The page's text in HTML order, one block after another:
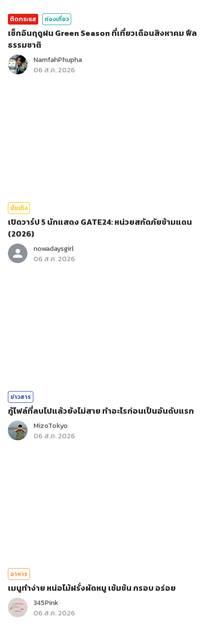
ติดกระแส ท่องเที่ยว
เช็กอินฤดูฝน Green Season ที่เที่ยวเดือนสิงหาคม ฟีล
ธรรมชาติ
NamfahPhupha
06 ส.ค. 2026
บันเทิง
เปิดวาร์ป 5 นักแสดง GATE24: หน่วยสกัดภัยข้ามแดน
(2026)
nowadaysgirl
06 ส.ค. 2026
ข่าวสาร
กู้ไฟล์ที่ลบไปแล้วยังไม่สาย ทำอะไรก่อนเป็นอันดับแรก
MizoTokyo
06 ส.ค. 2026
อาหาร
เมนูทำง่าย หน่อไม้ฝรั่งผัดหมู เข้มข้น กรอบ อร่อย
345Pink
06 ส.ค. 2026